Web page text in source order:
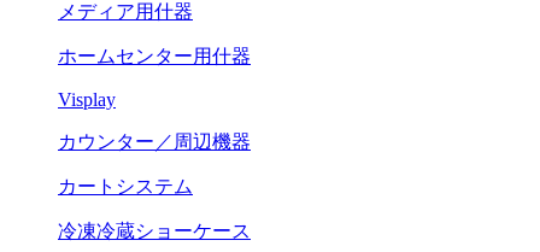
メディア用什器
ホームセンター用什器
Visplay
カウンター／周辺機器
カートシステム
冷凍冷蔵ショーケース